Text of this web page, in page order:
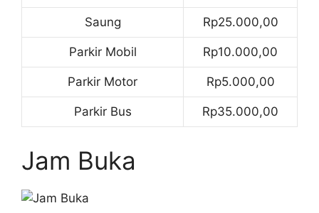
Saung Rp25.000,00
Parkir Mobil Rp10.000,00
Parkir Motor Rp5.000,00
Parkir Bus Rp35.000,00
Jam Buka